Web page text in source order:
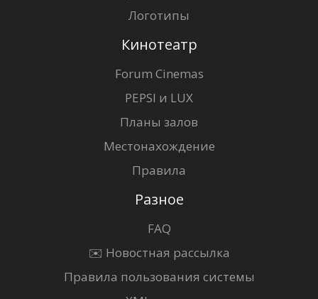
Логотипы
Кинотеатр
Forum Cinemas
PEPSI и LUX
Планы залов
Местонахождение
Правила
Разное
FAQ
✉️ Новостная рассылка
Правила пользования системы